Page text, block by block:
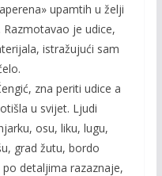
upamtih u želji
je udice,
istražujući sam
zna periti udice a
u svijet. Ljudi
osu, liku, lugu,
grad žutu, bordo
detaljima razaznaje,